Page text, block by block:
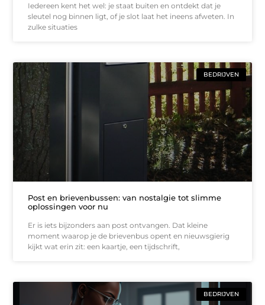
Iedereen kent het wel: je staat buiten en ontdekt dat je
sleutel nog binnen ligt, of je slot laat het ineens afweten. In
zulke situaties
BEDRIJVEN
Post en brievenbussen: van nostalgie tot slimme
oplossingen voor nu
Er is iets bijzonders aan post ontvangen. Dat kleine
moment waarop je de brievenbus opent en nieuwsgierig
kijkt wat erin zit: een kaartje, een tijdschrift,
BEDRIJVEN